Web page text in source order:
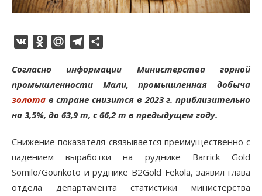
VK Odnoklassniki
Mail.RuTelegram
Согласно информации Министерства горной
промышленности Мали, промышленная добыча
золота в стране снизится в 2023 г. приблизительно
на 3,5%, до 63,9 т, с 66,2 т в предыдущем году.
Снижение показателя связывается преимущественно с
падением выработки на руднике Barrick Gold
Somilo/Gounkoto и руднике B2Gold Fekola, заявил глава
отдела департамента статистики министерства